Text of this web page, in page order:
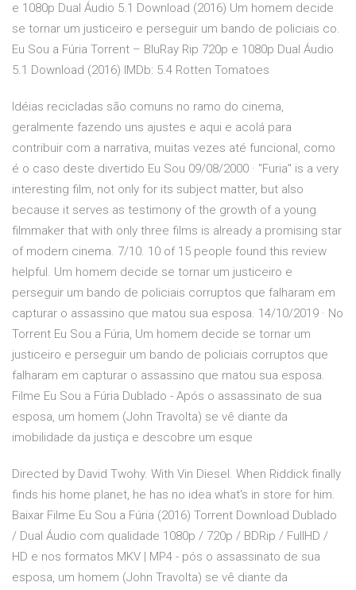
e 1080p Dual Áudio 5.1 Download (2016) Um homem decide
se tornar um justiceiro e perseguir um bando de policiais co.
Eu Sou a Fúria Torrent – BluRay Rip 720p e 1080p Dual Áudio
5.1 Download (2016) IMDb: 5.4 Rotten Tomatoes
Idéias recicladas são comuns no ramo do cinema,
geralmente fazendo uns ajustes e aqui e acolá para
contribuir com a narrativa, muitas vezes até funcional, como
é o caso deste divertido Eu Sou 09/08/2000 · "Furia" is a very
interesting film, not only for its subject matter, but also
because it serves as testimony of the growth of a young
filmmaker that with only three films is already a promising star
of modern cinema. 7/10. 10 of 15 people found this review
helpful. Um homem decide se tornar um justiceiro e
perseguir um bando de policiais corruptos que falharam em
capturar o assassino que matou sua esposa. 14/10/2019 · No
Torrent Eu Sou a Fúria, Um homem decide se tornar um
justiceiro e perseguir um bando de policiais corruptos que
falharam em capturar o assassino que matou sua esposa.
Filme Eu Sou a Fúria Dublado - Após o assassinato de sua
esposa, um homem (John Travolta) se vê diante da
imobilidade da justiça e descobre um esque
Directed by David Twohy. With Vin Diesel. When Riddick finally
finds his home planet, he has no idea what's in store for him.
Baixar Filme Eu Sou a Fúria (2016) Torrent Download Dublado
/ Dual Áudio com qualidade 1080p / 720p / BDRip / FullHD /
HD e nos formatos MKV | MP4 - pós o assassinato de sua
esposa, um homem (John Travolta) se vê diante da